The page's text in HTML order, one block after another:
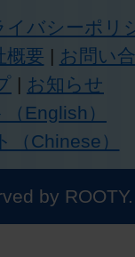
イバシーポリ
概要 | お問い
| お知らせ
English）
（Chinese）
by ROOTY.